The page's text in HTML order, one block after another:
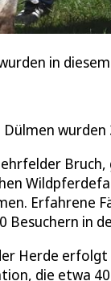
in
wurden
Erfahrene
Besuchern in
Herde
die etwa